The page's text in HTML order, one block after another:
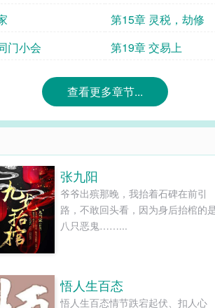
第15章 灵税，劫修
门小会 第19章 交易上
查看更多章节...
张九阳
爷爷出殡那晚，我抬着石碑在前引
路，不敢回头看，因为身后抬棺的
八只恶鬼……...
悟人生百态
悟人生百态情节跌宕起伏、扣人心